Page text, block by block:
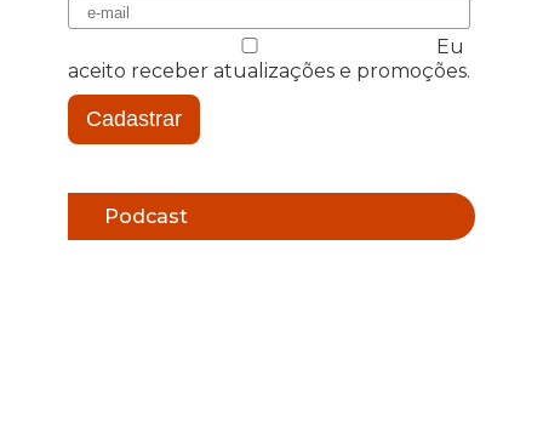
Eu
aceito receber atualizações e promoções.
Cadastrar
Podcast